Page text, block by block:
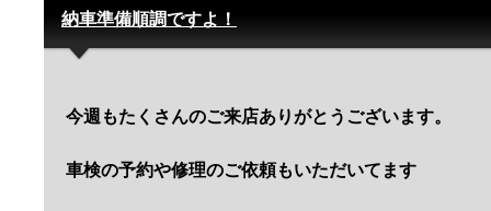
納車準備順調ですよ！
今週もたくさんのご来店ありがとうございます。
車検の予約や修理のご依頼もいただいてます